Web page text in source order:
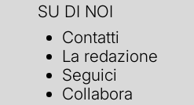
SU DI NOI
Contatti
La redazione
Seguici
Collabora